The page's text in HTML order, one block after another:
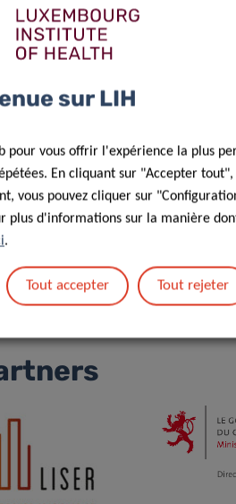
par laDirection de la santé
sur LIH
pour vous offrir l'expérience la plus
En cliquant sur "Accepter tout",
vous pouvez cliquer sur
plus d'informations sur la manière
.
Tout accepter Tout rejeter